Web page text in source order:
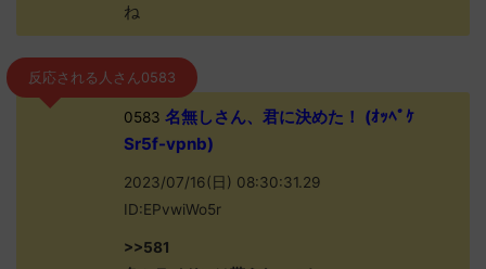
ね
反応される人さん0583
0583 名無しさん、君に決めた！ (ｵｯﾍﾟｹ
Sr5f-vpnb)
2023/07/16(日) 08:30:31.29
ID:EPvwiWo5r
>>581